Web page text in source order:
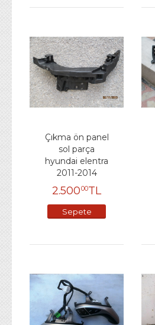
Çıkma ön panel
sol parça
hyundai elentra
2011-2014
2.50000TL
Sepete